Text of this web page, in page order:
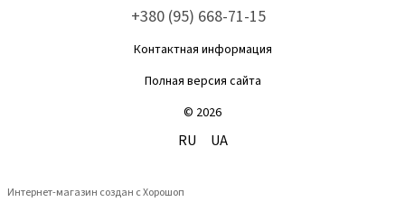
+380 (95) 668-71-15
Контактная информация
Полная версия сайта
© 2026
RU UA
Интернет-магазин создан с Хорошоп